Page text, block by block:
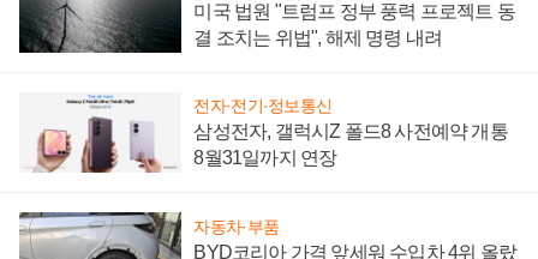
미국 법원 "트럼프 정부 풍력 프로젝트 동
결 조치는 위법", 해제 명령 내려
전자·전기·정보통신
삼성전자, 갤럭시Z 폴드8 사전예약 개통
8월31일까지 연장
자동차·부품
BYD코리아 가격 앞세워 수입차 4위 올랐